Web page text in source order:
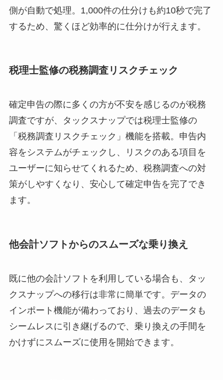
側が自動で処理。1,000件の仕分けも約10秒で完了
するため、驚くほど効率的に仕分けが行えます。
税理士監修の税務調査リスクチェック
確定申告の際に多くの方が不安を感じるのが税務
調査ですが、タックスナップでは税理士監修の
「税務調査リスクチェック」機能を搭載。申告内
容をシステムがチェックし、リスクのある項目を
ユーザーに知らせてくれるため、税務調査への対
策がしやすくなり、安心して確定申告を完了でき
ます。
他会計ソフトからのスムーズな乗り換え
既に他の会計ソフトを利用している場合も、タッ
クスナップへの移行は非常に簡単です。データの
インポート機能が備わっており、過去のデータも
シームレスに引き継げるので、乗り換えの手間を
かけずにスムーズに使用を開始できます。